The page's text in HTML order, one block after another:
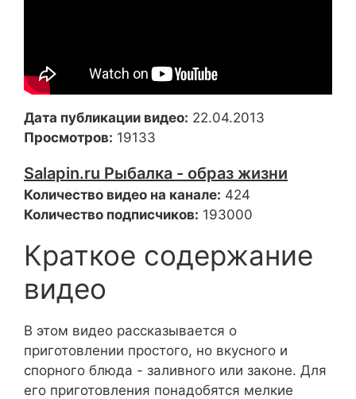
Дата публикации видео: 22.04.2013
Просмотров: 19133
Salapin.ru Рыбалка - образ жизни
Количество видео на канале: 424
Количество подписчиков: 193000
Краткое содержание
видео
В этом видео рассказывается о
приготовлении простого, но вкусного и
спорного блюда - заливного или законе. Для
его приготовления понадобятся мелкие